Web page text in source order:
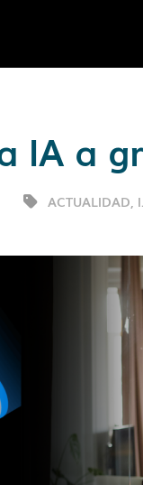
IA a
ACTUALIDAD,